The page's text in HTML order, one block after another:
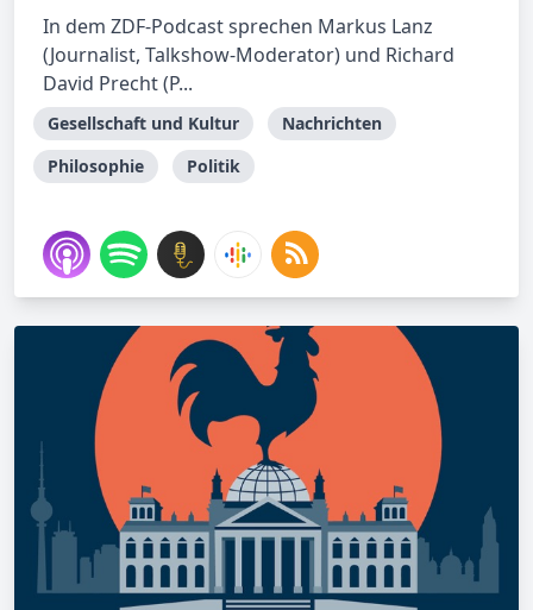
In dem ZDF-Podcast sprechen Markus Lanz
(Journalist, Talkshow-Moderator) und Richard
David Precht (P...
Gesellschaft und Kultur
Nachrichten
Philosophie
Politik